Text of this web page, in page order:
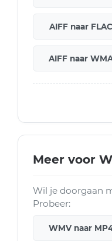
AIFF naar FLAC
AIFF naar
Meer voor
Wil je doorgaan
Probeer:
WMV naar